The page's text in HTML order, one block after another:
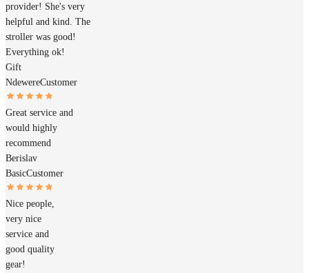
provider! She's very
helpful and kind. The
stroller was good!
Everything ok!
Gift
NdewereCustomer
Great service and
would highly
recommend
Berislav
BasicCustomer
Nice people,
very nice
service and
good quality
gear!